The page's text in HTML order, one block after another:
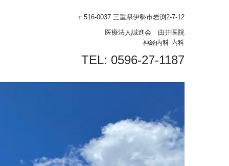
〒516-0037 三重県伊勢市岩渕2-7-12
医療法人誠進会 由井医院
神経内科 内科
TEL: 0596-27-1187